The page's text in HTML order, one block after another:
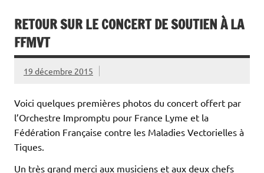
RETOUR SUR LE CONCERT DE SOUTIEN À LA
FFMVT
19 décembre 2015
Voici quelques premières photos du concert offert par
l’Orchestre Impromptu pour France Lyme et la
Fédération Française contre les Maladies Vectorielles à
Tiques.
Un très grand merci aux musiciens et aux deux chefs